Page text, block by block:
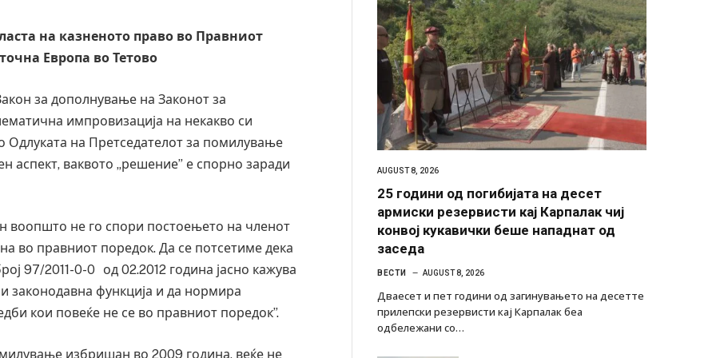
на казненото право во Правниот
Европа во Тетово
за дополнување на Законот за
импровизација на некакво си
Одлуката на Претседателот за помилување
аспект, ваквото „решение” е спорно заради
воопшто не го спори постоењето на членот
во правниот поредок. Да се потсетиме дека
97/2011-0-0 од 02.2012 година јасно кажува
законодавна функција и да нормира
кои повеќе не се во правниот поредок”.
избришан во 2009 година, веќе не
AUGUST 8, 2026
25 години од погибијата на десет
армиски резервисти кај Карпалак чиј
конвој кукавички беше нападнат од
заседа
ВЕСТИ AUGUST 8, 2026
Дваесет и пет години од загинувањето на десетте
прилепски резервисти кај Карпалак беа
одбележани со…